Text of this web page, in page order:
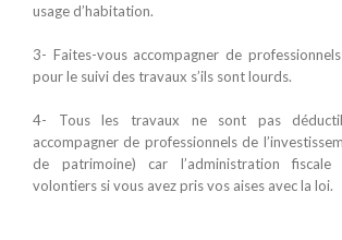
usage d’habitation.
3- Faites-vous accompagner de
pour le suivi des travaux s’ils sont lourds.
4- Tous les travaux ne sont pas
accompagner de professionnels de
de patrimoine) car l’administration fiscale
volontiers si vous avez pris vos aises avec la loi.